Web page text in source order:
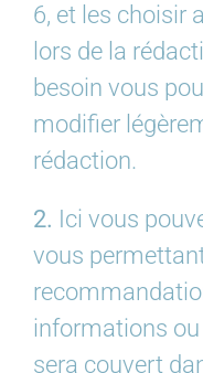
6, et les choisir
lors de la
besoin vous
modifier
rédaction.
2. Ici vous
vous
informations
sera couvert